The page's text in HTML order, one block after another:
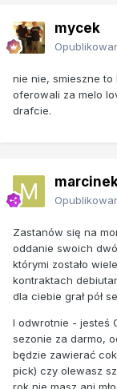
mycek
nie nie, smieszne
oferowali za melo
drafcie.
Zastanów się na
oddanie swoich
którymi zostało
kontraktach
dla ciebie grał pół
I odwrotnie - jesteś
sezonie za darmo,
będzie zawierać
pick) czy olewasz
rok nie masz ani